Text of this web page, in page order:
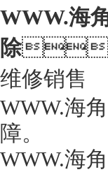
WWW.海
除，
维修销售
WWW.海
障。
WWW.海角